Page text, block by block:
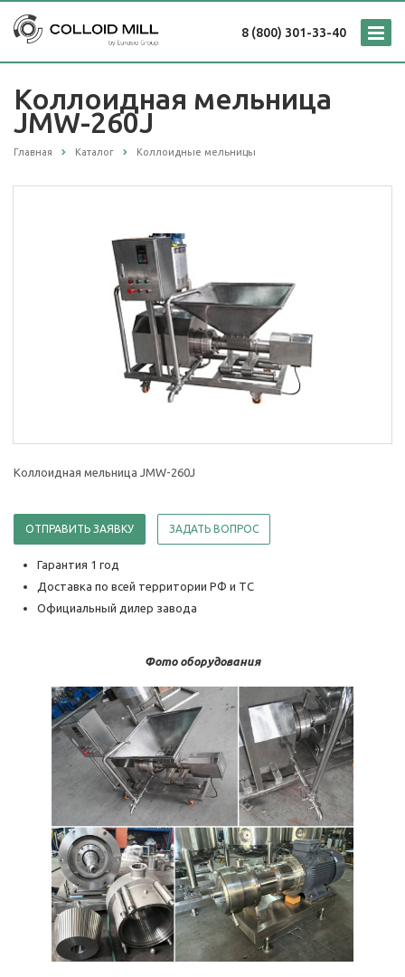
8 (800) 301-33-40
Коллоидная мельница
JMW-260J
Главная Каталог Коллоидные мельницы
Коллоидная мельница JMW-260J
ОТПРАВИТЬ ЗАЯВКУ ЗАДАТЬ ВОПРОС
Гарантия 1 год
Доставка по всей территории РФ и ТС
Официальный дилер завода
Фото оборудования